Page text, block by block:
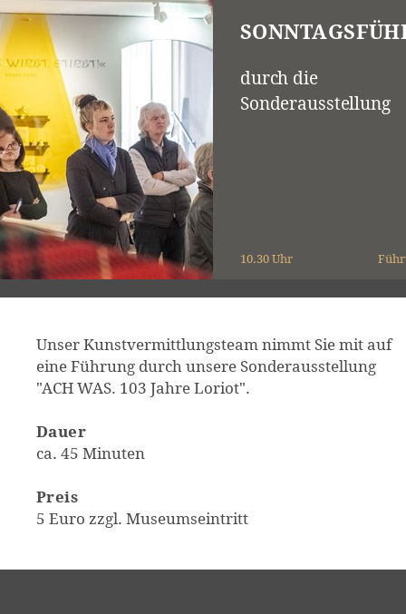
durch die
Sonderausstellung
10.30 Uhr
Unser Kunstvermittlungsteam nimmt Sie mit auf
eine Führung durch unsere Sonderausstellung
"ACH WAS. 103 Jahre Loriot".
Dauer
ca. 45 Minuten
Preis
5 Euro zzgl. Museumseintritt